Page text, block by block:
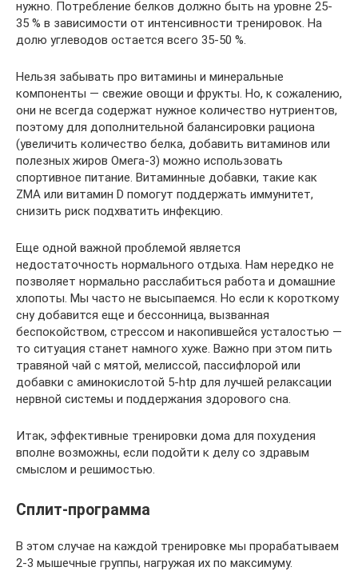
нужно. Потребление белков должно быть на уровне 25-
35 % в зависимости от интенсивности тренировок. На
долю углеводов остается всего 35-50 %.
Нельзя забывать про витамины и минеральные
компоненты — свежие овощи и фрукты. Но, к сожалению,
они не всегда содержат нужное количество нутриентов,
поэтому для дополнительной балансировки рациона
(увеличить количество белка, добавить витаминов или
полезных жиров Омега-3) можно использовать
спортивное питание. Витаминные добавки, такие как
ZMA или витамин D помогут поддержать иммунитет,
снизить риск подхватить инфекцию.
Еще одной важной проблемой является
недостаточность нормального отдыха. Нам нередко не
позволяет нормально расслабиться работа и домашние
хлопоты. Мы часто не высыпаемся. Но если к короткому
сну добавится еще и бессонница, вызванная
беспокойством, стрессом и накопившейся усталостью —
то ситуация станет намного хуже. Важно при этом пить
травяной чай с мятой, мелиссой, пассифлорой или
добавки с аминокислотой 5-htp для лучшей релаксации
нервной системы и поддержания здорового сна.
Итак, эффективные тренировки дома для похудения
вполне возможны, если подойти к делу со здравым
смыслом и решимостью.
Сплит-программа
В этом случае на каждой тренировке мы прорабатываем
2-3 мышечные группы, нагружая их по максимуму.